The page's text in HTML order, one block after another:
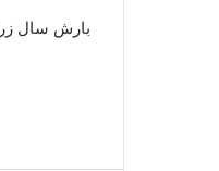
بارش سال زراعی جاری